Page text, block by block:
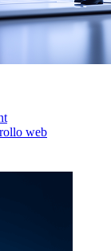
web